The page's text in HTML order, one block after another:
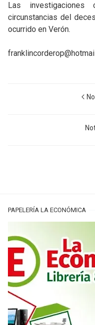
Las investigaciones
circunstancias del
ocurrido en Verón.
PAPELERÍA LA ECONÓMICA